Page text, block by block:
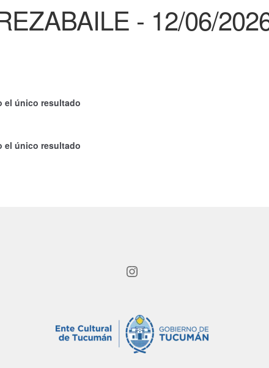
- 12/06/
el único resultado
el único resultado
Instagram